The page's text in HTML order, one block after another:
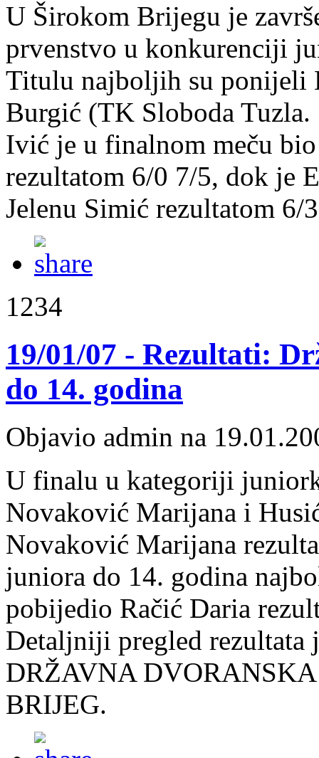
U Širokom Brijegu je
prvenstvo u konkurenciji
Titulu najboljih su ponijeli
Burgić (TK Sloboda Tuzla.
Ivić je u finalnom meču
rezultatom 6/0 7/5, dok je
Jelenu Simić rezultatom 6/
1234
19/01/07 - Rezultati:
do 14. godina
Objavio admin na
U finalu u kategoriji
Novaković Marijana i
Novaković Marijana
juniora do 14. godina
pobijedio Račić Daria
Detaljniji pregled rezultata
DRŽAVNA
BRIJEG.